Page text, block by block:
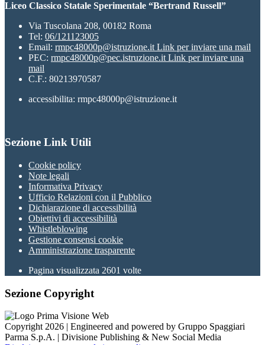
Liceo Classico Statale Sperimentale “Bertrand Russell”
Via Tuscolana 208, 00182 Roma
Tel: 06/121123005
Email: rmpc48000p@istruzione.itLink per inviare una mail
PEC: rmpc48000p@pec.istruzione.itLink per inviare una
mail
C.F.: 80213970587
accessibilita: rmpc48000p@istruzione.it
Sezione Link Utili
Cookie policy
Note legali
Informativa Privacy
Ufficio Relazioni con il Pubblico
Dichiarazione di accessibilità
Obiettivi di accessibilità
Whistleblowing
Gestione consensi cookie
Amministrazione trasparente
Pagina visualizzata 2601 volte
Sezione Copyright
Copyright 2026 | Engineered and powered by Gruppo Spaggiari
Parma S.p.A. | Divisione Publishing & New Social Media